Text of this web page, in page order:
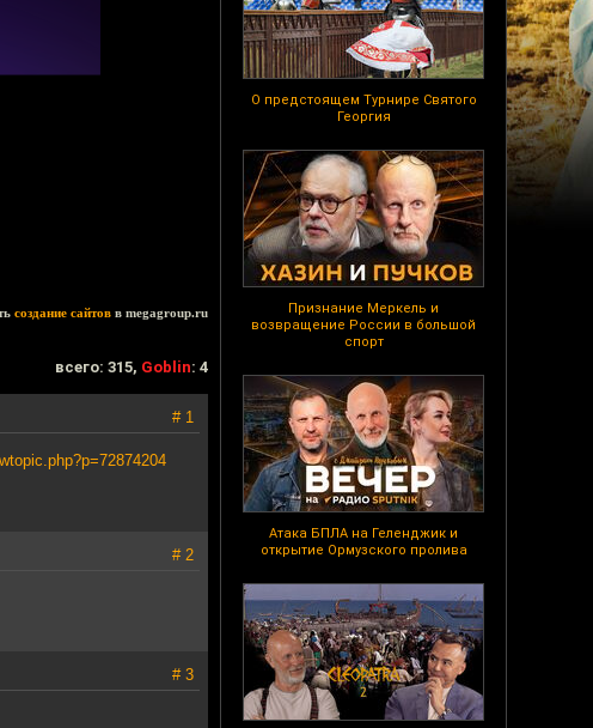
О предстоящем Турнире Святого
Георгия
Признание Меркель и
возвращение России в большой
спорт
Атака БПЛА на Геленджик и
открытие Ормузского пролива
создание сайтов в megagroup.ru
всего: 315, Goblin: 4
# 1
# 2
# 3